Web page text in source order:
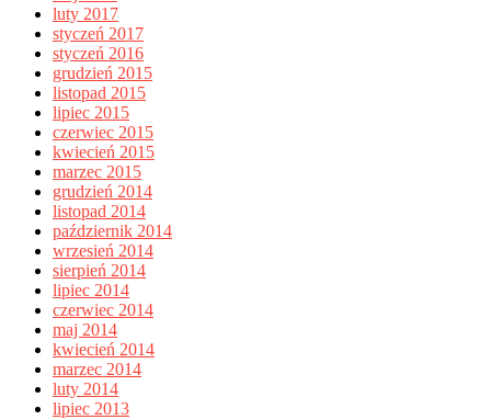
luty 2017
styczeń 2017
styczeń 2016
grudzień 2015
listopad 2015
lipiec 2015
czerwiec 2015
kwiecień 2015
marzec 2015
grudzień 2014
listopad 2014
październik 2014
wrzesień 2014
sierpień 2014
lipiec 2014
czerwiec 2014
maj 2014
kwiecień 2014
marzec 2014
luty 2014
lipiec 2013